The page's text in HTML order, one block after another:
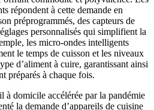
répondent à cette demande en
préprogrammés, des capteurs de
personnalisés qui simplifient la
les micro-ondes intelligents
le temps de cuisson et les niveaux
d’aliment à cuire, garantissant ainsi
préparés à chaque fois.
à domicile accélérée par la pandémie
la demande d’appareils de cuisine